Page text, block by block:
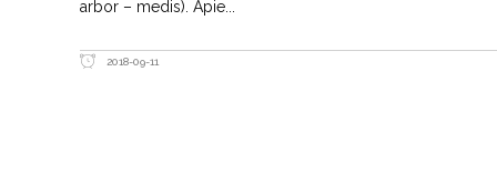
arbor – medis). Apie
2018-09-11